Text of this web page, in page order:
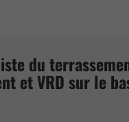
du
et VRD sur le